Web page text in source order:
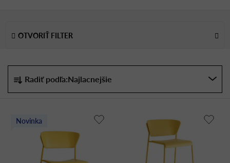
R
d
Radiť podľa:Najlacnejšie
OTVORIŤ FILTER
Novinka